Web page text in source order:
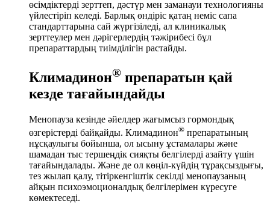
өсімдіктерді зерттеп, дәстүр мен заманауи технологияны
үйлестіріп келеді. Барлық өндіріс қатаң неміс сапа
стандарттарына сай жүргізіледі, ал клиникалық
зерттеулер мен дәрігерлердің тәжірибесі бұл
препараттардың тиімділігін растайды.
Климадинон® препаратын қай
кезде тағайындайды
Менопауза кезінде әйелдер жағымсыз гормондық
өзгерістерді байқайды. Климадинон® препаратының
нұсқаулығы бойынша, ол ысыну ұстамалары және
шамадан тыс тершеңдік сияқты белгілерді азайту үшін
тағайындалады. Және де ол көңіл-күйдің тұрақсыздығы,
тез жылап қалу, тітіркенгіштік секілді менопаузаның
айқын психоэмоционалдық белгілерімен күресуге
көмектеседі.